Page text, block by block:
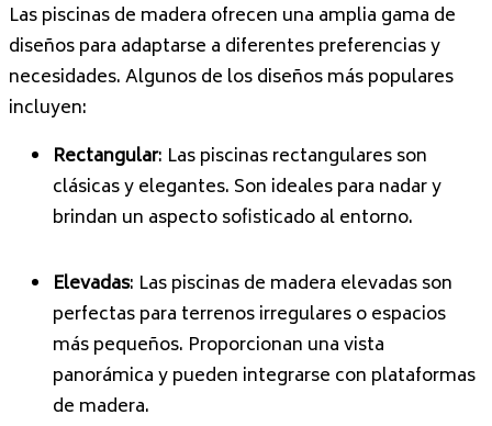
Las piscinas de madera ofrecen una amplia gama de
diseños para adaptarse a diferentes preferencias y
necesidades. Algunos de los diseños más populares
incluyen:
Rectangular: Las piscinas rectangulares son
clásicas y elegantes. Son ideales para nadar y
brindan un aspecto sofisticado al entorno.
Elevadas: Las piscinas de madera elevadas son
perfectas para terrenos irregulares o espacios
más pequeños. Proporcionan una vista
panorámica y pueden integrarse con plataformas
de madera.